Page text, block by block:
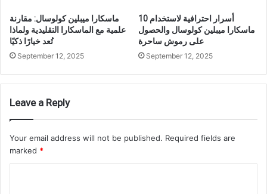
ماسكارا ميبلين كولوسال: مقارنة
علمية مع الماسكارا التقليدية ولماذا
تُعد خيارًا ذكيًا
September 12, 2025
10 أسرار احترافية لاستخدام
ماسكارا ميبلين كولوسال والحصول
على رموش ساحرة
September 12, 2025
Leave a Reply
Your email address will not be published. Required fields are
marked *